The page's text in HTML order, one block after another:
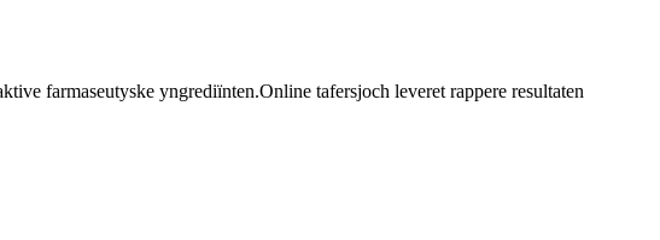
farmaseutyske yngrediïnten.Online tafersjoch leveret rappere resultaten